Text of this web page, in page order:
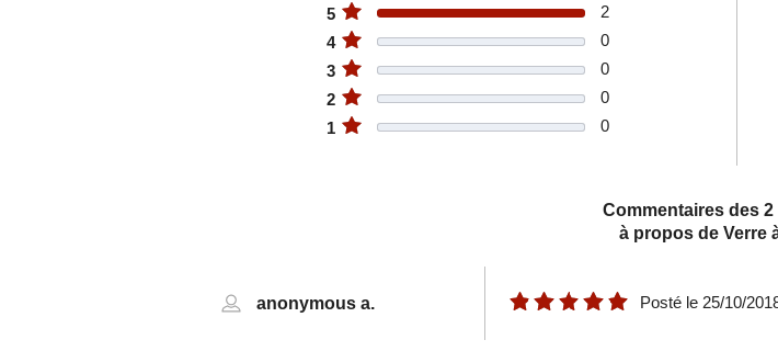
5
2
4
0
3
0
2
0
1
0
Commentaires des
à propos de Verre
anonymous a. Posté le 25/10/